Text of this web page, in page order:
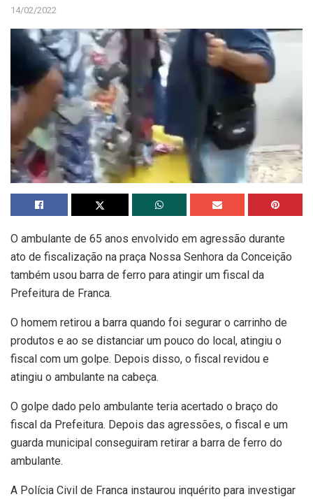
14/02/2022
O ambulante de 65 anos envolvido em agressão durante
ato de fiscalização na praça Nossa Senhora da Conceição
também usou barra de ferro para atingir um fiscal da
Prefeitura de Franca.
O homem retirou a barra quando foi segurar o carrinho de
produtos e ao se distanciar um pouco do local, atingiu o
fiscal com um golpe. Depois disso, o fiscal revidou e
atingiu o ambulante na cabeça.
O golpe dado pelo ambulante teria acertado o braço do
fiscal da Prefeitura. Depois das agressões, o fiscal e um
guarda municipal conseguiram retirar a barra de ferro do
ambulante.
A Polícia Civil de Franca instaurou inquérito para investigar